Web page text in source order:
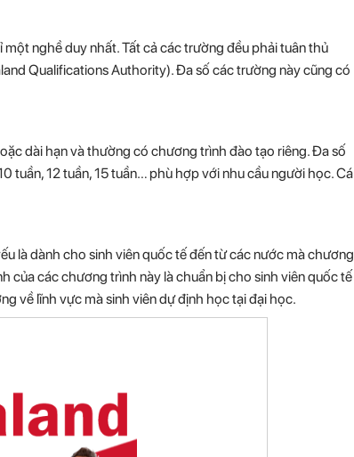
nghề duy nhất. Tất cả các trường đều phải tuân thủ
Qualifications Authority). Đa số các trường này cũng có
dài hạn và thường có chương trình đào tạo riêng. Đa số
12 tuần, 15 tuần… phù hợp với nhu cầu người học. Cá
là dành cho sinh viên quốc tế đến từ các nước mà chương
các chương trình này là chuẩn bị cho sinh viên quốc tế
về lĩnh vực mà sinh viên dự định học tại đại học.